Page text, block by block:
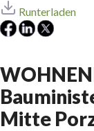
Runterladen
Mitte